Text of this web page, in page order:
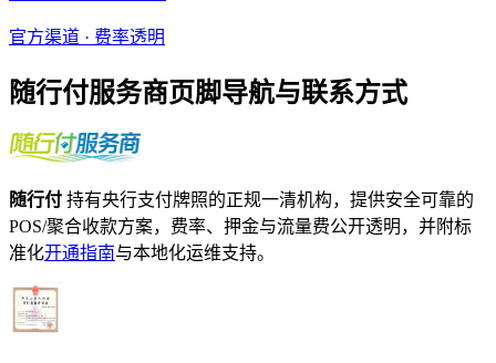
官方渠道 · 费率透明
随行付服务商页脚导航与联系方式
随行付 持有央行支付牌照的正规一清机构，提供安全可靠的
POS/聚合收款方案，费率、押金与流量费公开透明，并附标
准化开通指南与本地化运维支持。